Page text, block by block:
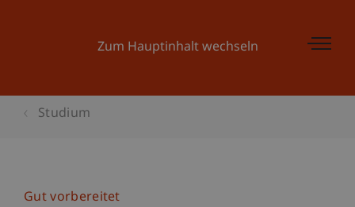
Zum Hauptinhalt wechseln
Studium
Gut vorbereitet